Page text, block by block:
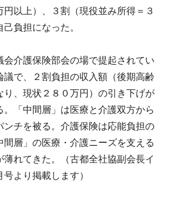
円以上）、３割（現役並み所得＝３
負担になった。
介護保険部会の場で提起されてい
議で、２割負担の収入額（後期高齢
り、現状２８０万円）の引き下げが
。「中間層」は医療と介護双方から
ンチを被る。介護保険は応能負担の
間層」の医療・介護ニーズを支える
薄れてきた。（古都全社協副会長イ
より掲載します）